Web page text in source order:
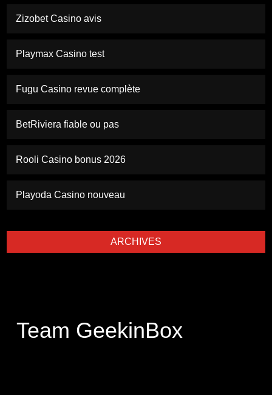
Zizobet Casino avis
Playmax Casino test
Fugu Casino revue complète
BetRiviera fiable ou pas
Rooli Casino bonus 2026
Playoda Casino nouveau
ARCHIVES
Team GeekinBox